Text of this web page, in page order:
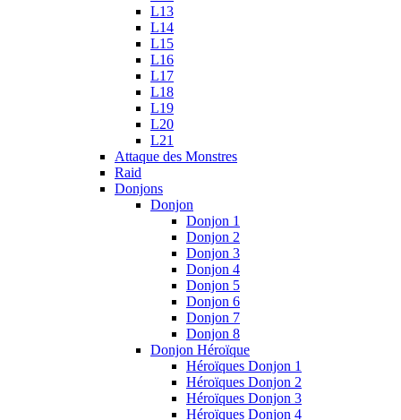
L13
L14
L15
L16
L17
L18
L19
L20
L21
Attaque des Monstres
Raid
Donjons
Donjon
Donjon 1
Donjon 2
Donjon 3
Donjon 4
Donjon 5
Donjon 6
Donjon 7
Donjon 8
Donjon Héroïque
Héroïques Donjon 1
Héroïques Donjon 2
Héroïques Donjon 3
Héroïques Donjon 4